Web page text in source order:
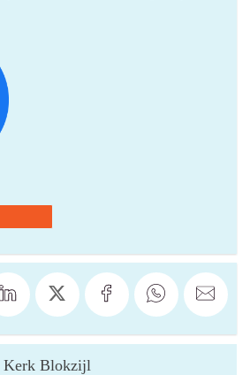
Kerk Blokzijl